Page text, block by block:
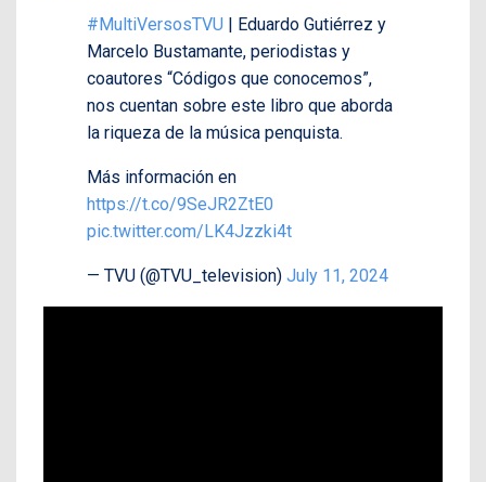
#MultiVersosTVU | Eduardo Gutiérrez y
Marcelo Bustamante, periodistas y
coautores “Códigos que conocemos”,
nos cuentan sobre este libro que aborda
la riqueza de la música penquista.
Más información en
https://t.co/9SeJR2ZtE0
pic.twitter.com/LK4Jzzki4t
— TVU (@TVU_television) July 11, 2024